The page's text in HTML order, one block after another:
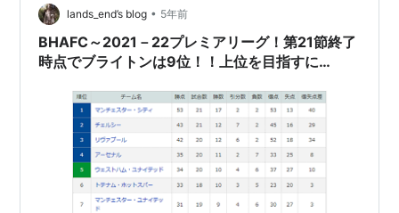
lands_end’s blog • 5年前
BHAFC～2021－22プレミアリーグ！第21節終了
時点でブライトンは9位！！上位を目指すに